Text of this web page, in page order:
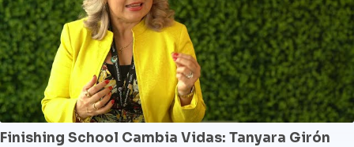
Finishing School Cambia Vidas: Tanyara Girón